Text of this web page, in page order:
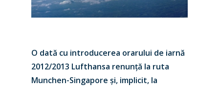
O dată cu introducerea orarului de iarnă
2012/2013 Lufthansa renunță la ruta
Munchen-Singapore și, implicit, la